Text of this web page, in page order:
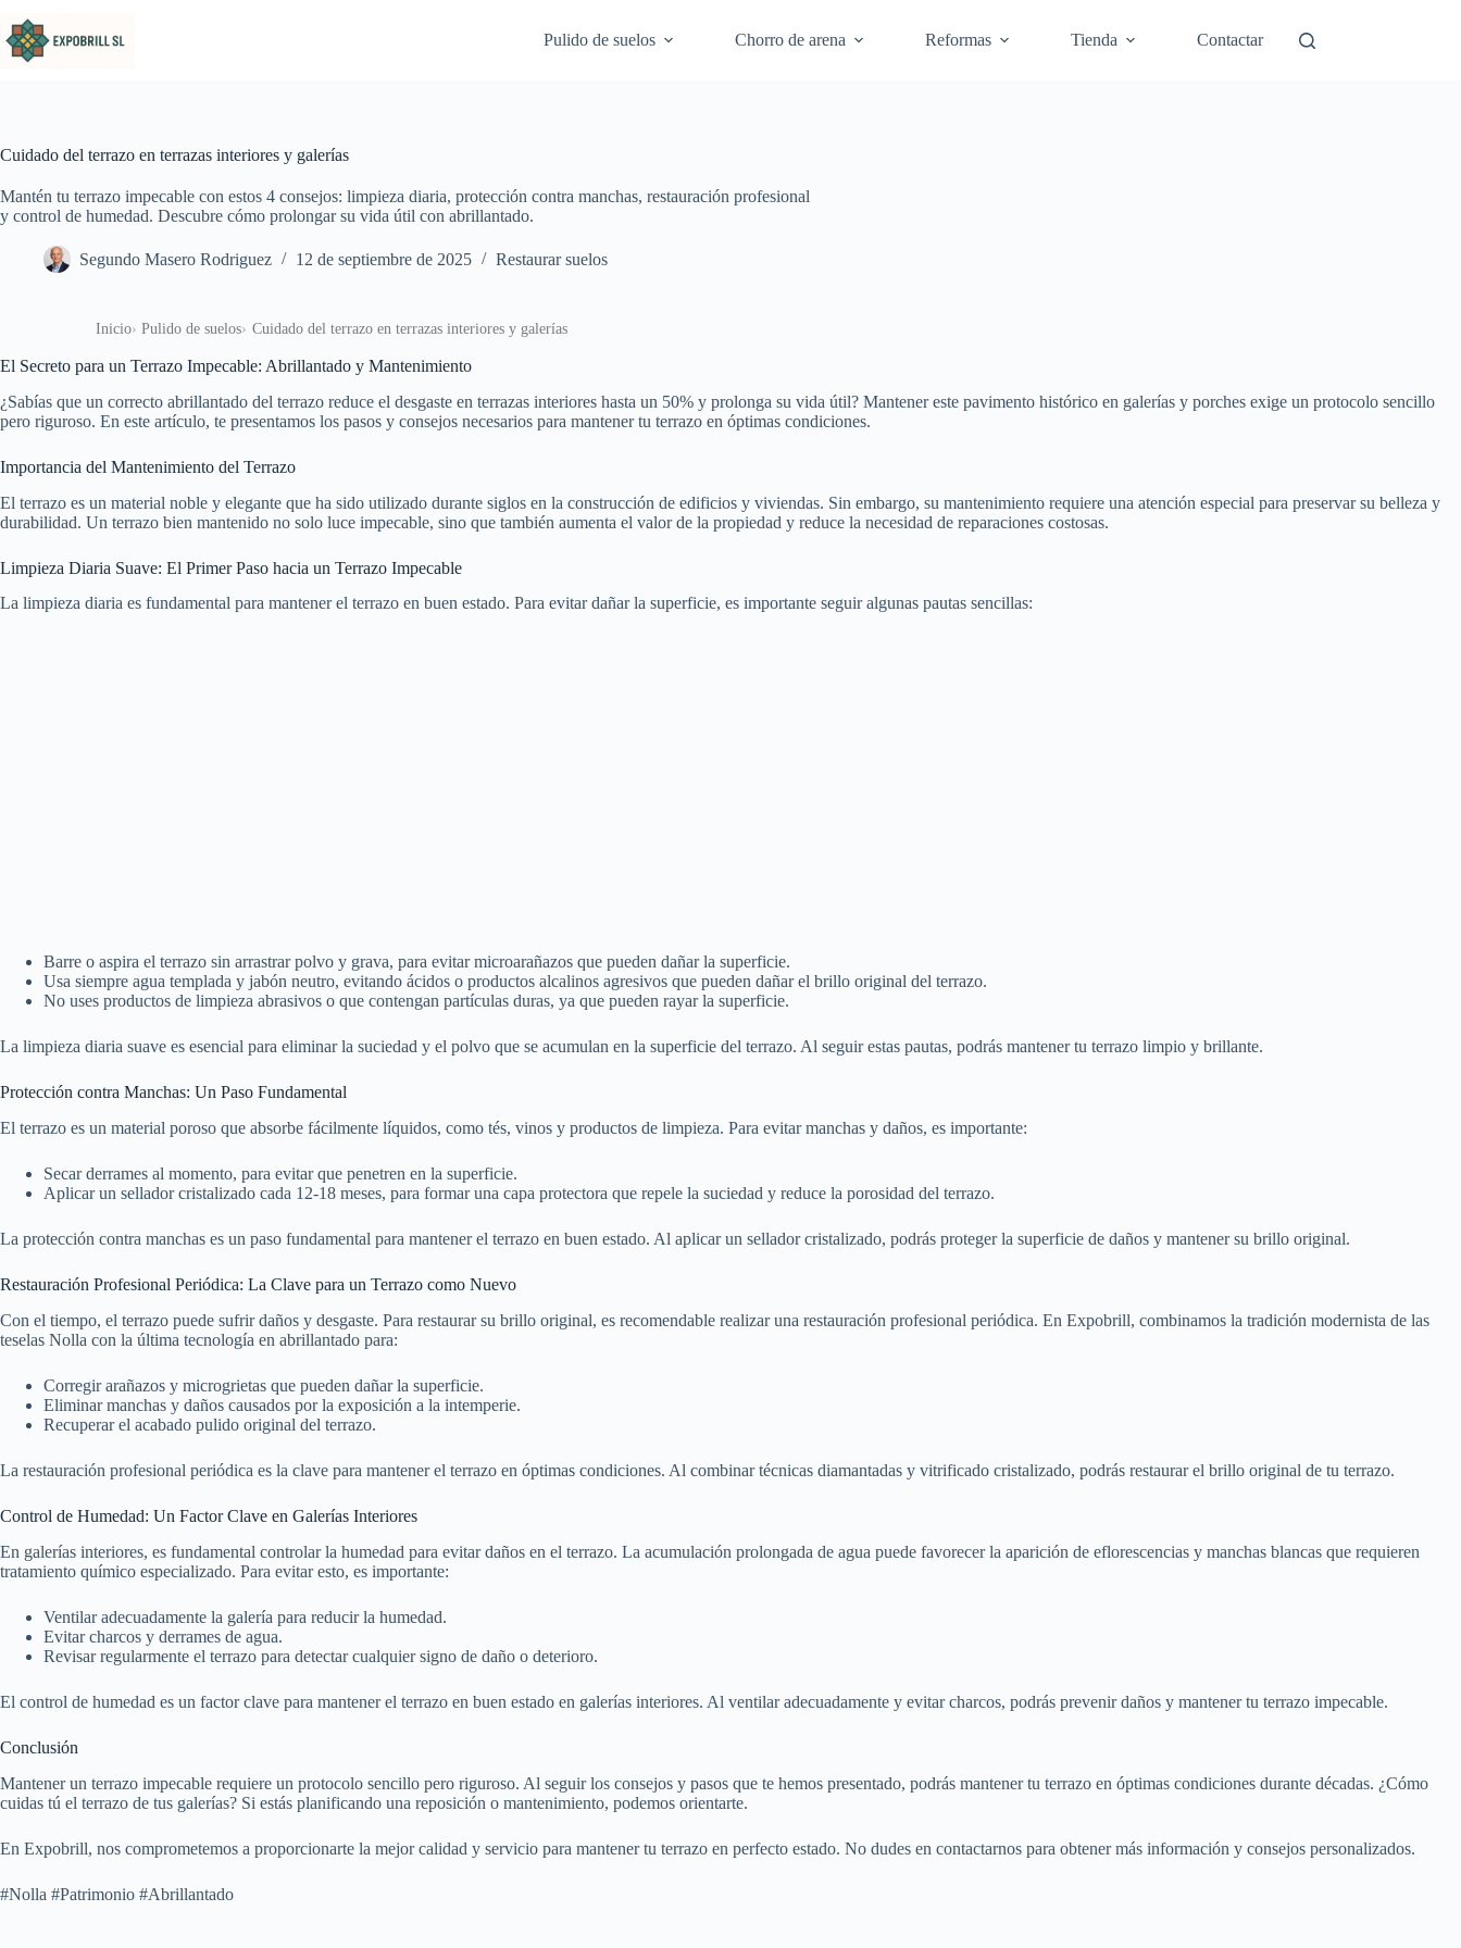
Pulido de suelos
Chorro de arena Reformas Tienda Contactar
Cuidado del terrazo en terrazas interiores y galerías
Mantén tu terrazo impecable con estos 4 consejos: limpieza diaria, protección contra manchas, restauración profesional
y control de humedad. Descubre cómo prolongar su vida útil con abrillantado.
Segundo Masero Rodriguez 12 de septiembre de 2025 Restaurar suelos
Inicio Pulido de suelos Cuidado del terrazo en terrazas interiores y galerías
El Secreto para un Terrazo Impecable: Abrillantado y Mantenimiento
¿Sabías que un correcto abrillantado del terrazo reduce el desgaste en terrazas interiores hasta un 50% y prolonga su vida útil? Mantener este pavimento histórico en galerías y porches exige un protocolo sencillo
pero riguroso. En este artículo, te presentamos los pasos y consejos necesarios para mantener tu terrazo en óptimas condiciones.
Importancia del Mantenimiento del Terrazo
El terrazo es un material noble y elegante que ha sido utilizado durante siglos en la construcción de edificios y viviendas. Sin embargo, su mantenimiento requiere una atención especial para preservar su belleza y
durabilidad. Un terrazo bien mantenido no solo luce impecable, sino que también aumenta el valor de la propiedad y reduce la necesidad de reparaciones costosas.
Limpieza Diaria Suave: El Primer Paso hacia un Terrazo Impecable
La limpieza diaria es fundamental para mantener el terrazo en buen estado. Para evitar dañar la superficie, es importante seguir algunas pautas sencillas:
Barre o aspira el terrazo sin arrastrar polvo y grava, para evitar microarañazos que pueden dañar la superficie.
Usa siempre agua templada y jabón neutro, evitando ácidos o productos alcalinos agresivos que pueden dañar el brillo original del terrazo.
No uses productos de limpieza abrasivos o que contengan partículas duras, ya que pueden rayar la superficie.
La limpieza diaria suave es esencial para eliminar la suciedad y el polvo que se acumulan en la superficie del terrazo. Al seguir estas pautas, podrás mantener tu terrazo limpio y brillante.
Protección contra Manchas: Un Paso Fundamental
El terrazo es un material poroso que absorbe fácilmente líquidos, como tés, vinos y productos de limpieza. Para evitar manchas y daños, es importante:
Secar derrames al momento, para evitar que penetren en la superficie.
Aplicar un sellador cristalizado cada 12-18 meses, para formar una capa protectora que repele la suciedad y reduce la porosidad del terrazo.
La protección contra manchas es un paso fundamental para mantener el terrazo en buen estado. Al aplicar un sellador cristalizado, podrás proteger la superficie de daños y mantener su brillo original.
Restauración Profesional Periódica: La Clave para un Terrazo como Nuevo
Con el tiempo, el terrazo puede sufrir daños y desgaste. Para restaurar su brillo original, es recomendable realizar una restauración profesional periódica. En Expobrill, combinamos la tradición modernista de las
teselas Nolla con la última tecnología en abrillantado para:
Corregir arañazos y microgrietas que pueden dañar la superficie.
Eliminar manchas y daños causados por la exposición a la intemperie.
Recuperar el acabado pulido original del terrazo.
La restauración profesional periódica es la clave para mantener el terrazo en óptimas condiciones. Al combinar técnicas diamantadas y vitrificado cristalizado, podrás restaurar el brillo original de tu terrazo.
Control de Humedad: Un Factor Clave en Galerías Interiores
En galerías interiores, es fundamental controlar la humedad para evitar daños en el terrazo. La acumulación prolongada de agua puede favorecer la aparición de eflorescencias y manchas blancas que requieren
tratamiento químico especializado. Para evitar esto, es importante:
Ventilar adecuadamente la galería para reducir la humedad.
Evitar charcos y derrames de agua.
Revisar regularmente el terrazo para detectar cualquier signo de daño o deterioro.
El control de humedad es un factor clave para mantener el terrazo en buen estado en galerías interiores. Al ventilar adecuadamente y evitar charcos, podrás prevenir daños y mantener tu terrazo impecable.
Conclusión
Mantener un terrazo impecable requiere un protocolo sencillo pero riguroso. Al seguir los consejos y pasos que te hemos presentado, podrás mantener tu terrazo en óptimas condiciones durante décadas. ¿Cómo
cuidas tú el terrazo de tus galerías? Si estás planificando una reposición o mantenimiento, podemos orientarte.
En Expobrill, nos comprometemos a proporcionarte la mejor calidad y servicio para mantener tu terrazo en perfecto estado. No dudes en contactarnos para obtener más información y consejos personalizados.
#Nolla #Patrimonio #Abrillantado